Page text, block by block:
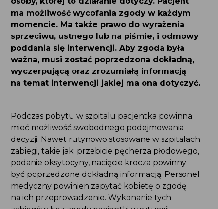
osoby, której to działanie dotyczy. Pacjent
ma możliwość wycofania zgody w każdym
momencie. Ma także prawo do wyrażenia
sprzeciwu, ustnego lub na piśmie, i odmowy
poddania się interwencji. Aby zgoda była
ważna, musi zostać poprzedzona dokładną,
wyczerpującą oraz zrozumiałą informacją
na temat interwencji jakiej ma ona dotyczyć.
Podczas pobytu w szpitalu pacjentka powinna
mieć możliwość swobodnego podejmowania
decyzji. Nawet rutynowo stosowane w szpitalach
zabiegi, takie jak: przebicie pęcherza płodowego,
podanie oksytocyny, nacięcie krocza powinny być
poprzedzone dokładną informacją. Personel
medyczny powinien zapytać kobietę o zgodę
na ich przeprowadzenie. Wykonanie tych